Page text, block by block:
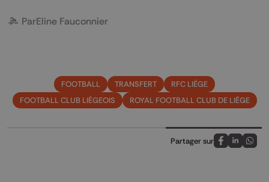
ParEline Fauconnier
FOOTBALL TRANSFERT
RFC LIÈGE
FOOTBALL CLUB LIÉGEOIS
ROYAL FOOTBALL CLUB DE LIÈGE
Partager sur
Partagez sur
Partagez